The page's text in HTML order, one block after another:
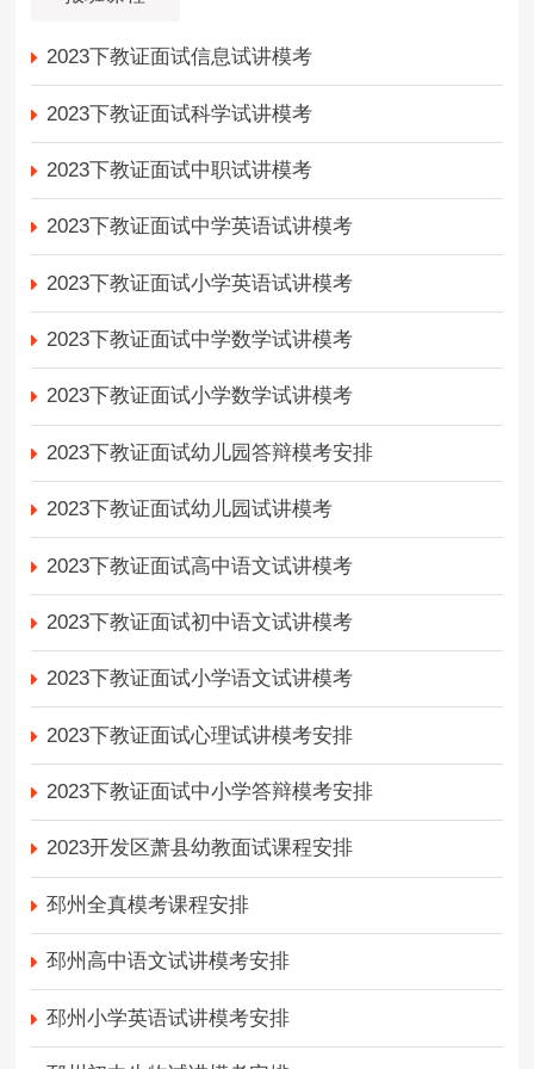
2023下教证面试信息试讲模考
2023下教证面试科学试讲模考
2023下教证面试中职试讲模考
2023下教证面试中学英语试讲模考
2023下教证面试小学英语试讲模考
2023下教证面试中学数学试讲模考
2023下教证面试小学数学试讲模考
2023下教证面试幼儿园答辩模考安排
2023下教证面试幼儿园试讲模考
2023下教证面试高中语文试讲模考
2023下教证面试初中语文试讲模考
2023下教证面试小学语文试讲模考
2023下教证面试心理试讲模考安排
2023下教证面试中小学答辩模考安排
2023开发区萧县幼教面试课程安排
邳州全真模考课程安排
邳州高中语文试讲模考安排
邳州小学英语试讲模考安排